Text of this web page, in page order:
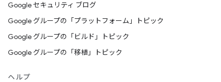
Google セキュリティ ブログ
Google グループの「プラットフォーム」トピック
Google グループの「ビルド」トピック
Google グループの「移植」トピック
ヘルプ